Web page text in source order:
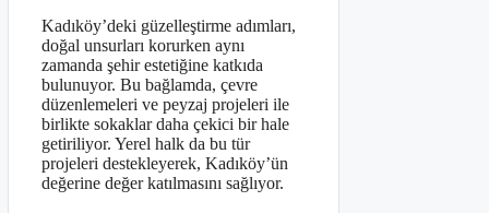
Kadıköy’deki güzelleştirme adımları,
doğal unsurları korurken aynı
zamanda şehir estetiğine katkıda
bulunuyor. Bu bağlamda, çevre
düzenlemeleri ve peyzaj projeleri ile
birlikte sokaklar daha çekici bir hale
getiriliyor. Yerel halk da bu tür
projeleri destekleyerek, Kadıköy’ün
değerine değer katılmasını sağlıyor.